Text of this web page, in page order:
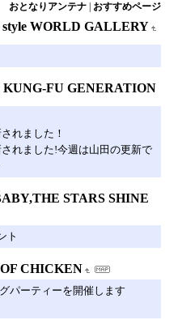
おとなりアンテナ| おすすめページ
WORLD GALLERY
KUNG-FU GENERATION
れました！
れました!今週は山田の更新で
STARS SHINE
ト
CHICKEN
パーティーを開催します